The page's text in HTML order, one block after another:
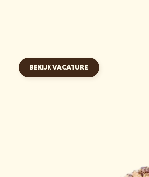
BEKIJK VACATURE